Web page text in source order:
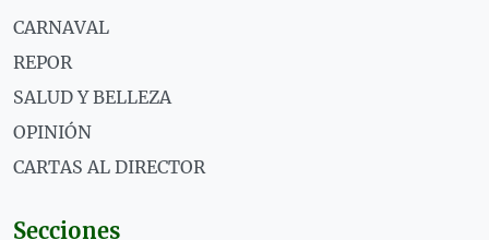
CARNAVAL
REPOR
SALUD Y BELLEZA
OPINIÓN
CARTAS AL DIRECTOR
Secciones